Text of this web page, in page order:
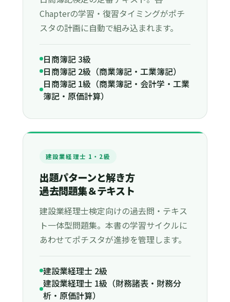
Chapterの学習・復習タイミングがポチ
スタの計画に自動で組み込まれます。
日商簿記 3級
日商簿記 2級（商業簿記・工業簿記）
日商簿記 1級（商業簿記・会計学・工業
簿記・原価計算）
建設業経理士 1・2級
出題パターンと解き方
過去問題集＆テキスト
建設業経理士検定向けの過去問・テキス
ト一体型問題集。本書の学習サイクルに
あわせてポチスタが進捗を管理します。
建設業経理士 2級
建設業経理士 1級（財務諸表・財務分
析・原価計算）